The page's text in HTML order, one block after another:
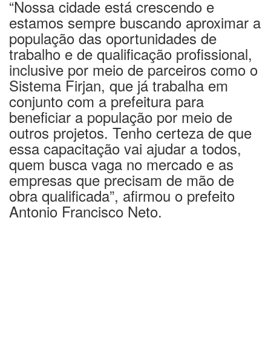
“Nossa cidade está crescendo e
estamos sempre buscando aproximar a
população das oportunidades de
trabalho e de qualificação profissional,
inclusive por meio de parceiros como o
Sistema Firjan, que já trabalha em
conjunto com a prefeitura para
beneficiar a população por meio de
outros projetos. Tenho certeza de que
essa capacitação vai ajudar a todos,
quem busca vaga no mercado e as
empresas que precisam de mão de
obra qualificada”, afirmou o prefeito
Antonio Francisco Neto.